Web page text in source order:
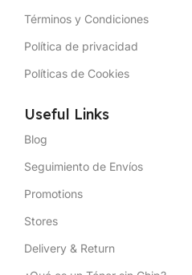
Términos y Condiciones
Política de privacidad
Políticas de Cookies
Useful Links
Blog
Seguimiento de Envíos
Promotions
Stores
Delivery & Return